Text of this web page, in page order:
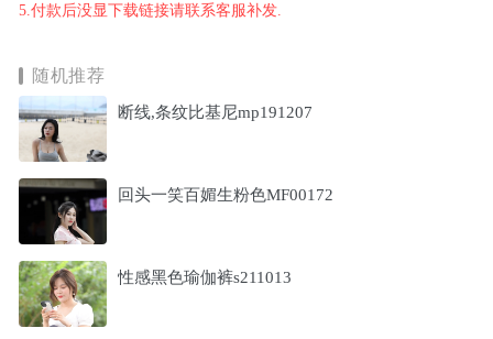
5.付款后没显下载链接请联系客服补发.
随机推荐
断线,条纹比基尼mp191207
回头一笑百媚生粉色MF00172
性感黑色瑜伽裤s211013